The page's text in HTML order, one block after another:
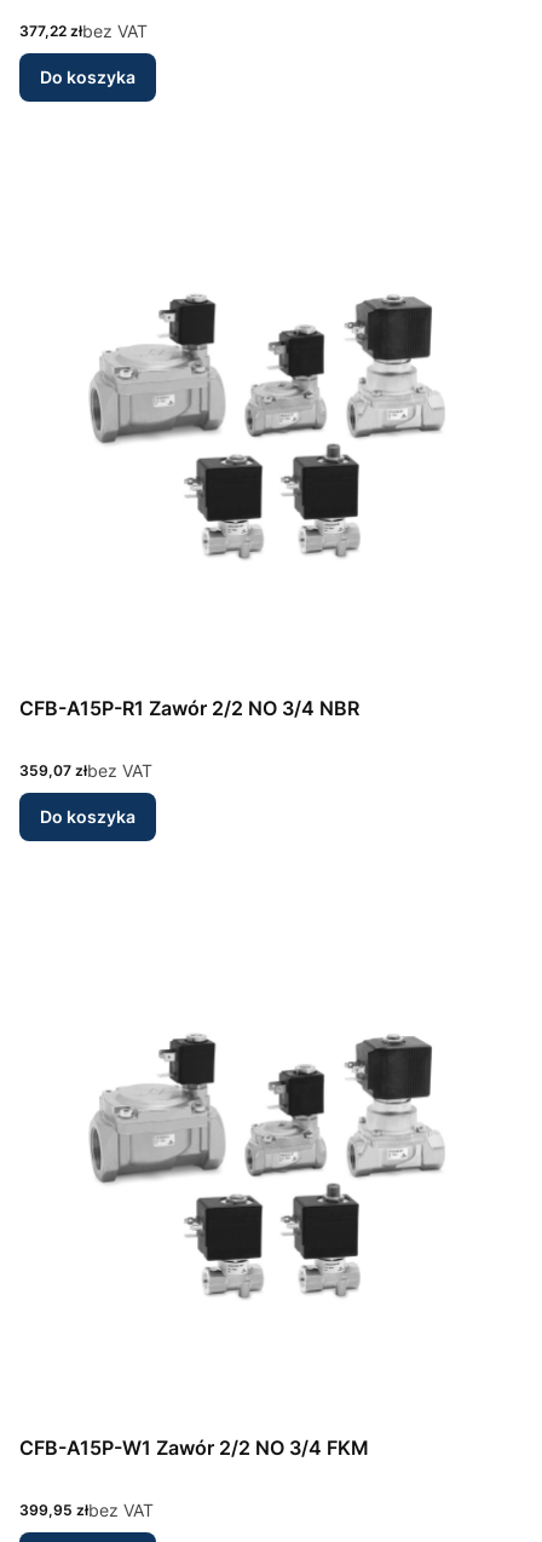
Cena
377,22 złbez VAT
Do koszyka
CFB-A15P-R1 Zawór 2/2 NO 3/4 NBR
Cena
359,07 złbez VAT
Do koszyka
CFB-A15P-W1 Zawór 2/2 NO 3/4 FKM
Cena
399,95 złbez VAT